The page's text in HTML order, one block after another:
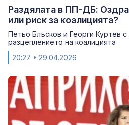
Раздялата в ПП-ДБ:
или риск за коалицията?
Петьо Блъсков и Георги Куртев с
разцеплението на коалицията
20:27 • 29.04.2026